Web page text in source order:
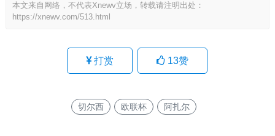
本文来自网络，不代表Xnewv立场，转载请注明出处：
https://xnewv.com/513.html
打赏 13赞
切尔西 欧联杯 阿扎尔